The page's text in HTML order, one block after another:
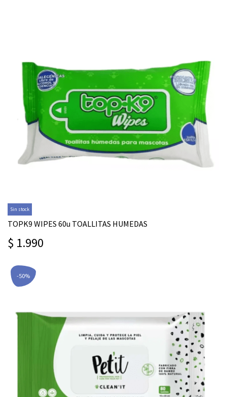
Sin stock
TOPK9 WIPES 60u TOALLITAS HUMEDAS
$ 1.990
-50%